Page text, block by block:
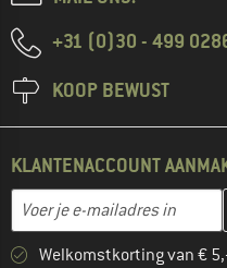
+31 (0)30 - 499
KOOP BEWUST
KLANTENACCOUNT
E-mailadres
Vul je e-mailadres hier in en
Welkomstkorting van €